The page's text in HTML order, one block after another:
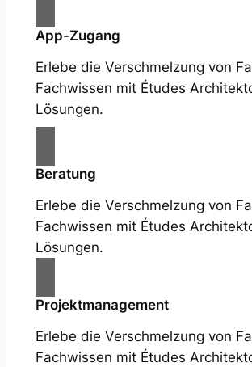
App-Zugang
Erlebe die Verschmelzung von
Fachwissen mit Études
Lösungen.
Beratung
Erlebe die Verschmelzung von
Fachwissen mit Études
Lösungen.
Projektmanagement
Erlebe die Verschmelzung von
Fachwissen mit Études